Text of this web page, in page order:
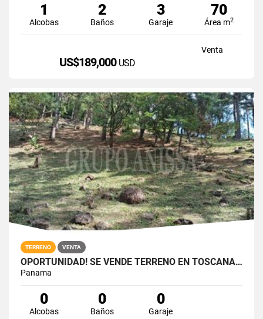
1
Alcobas
2
Baños
3
Garaje
70
Área m2
Venta
US$189,000 USD
TERRENO VENTA
OPORTUNIDAD! SE VENDE TERRENO EN TOSCANA ALTOS DEL MARIA
Panama
0
Alcobas
0
Baños
0
Garaje